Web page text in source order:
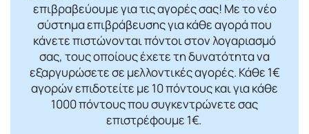
επιβραβεύουμε για τις αγορές σας! Mε το νέο
σύστημα επιβράβευσης για κάθε αγορά που
κάνετε πιστώνονται πόντοι στον λογαριασμό
σας, τους οποίους έχετε τη δυνατότητα να
εξαργυρώσετε σε μελλοντικές αγορές. Κάθε 1€
αγορών επιδοτείτε με 10 πόντους και για κάθε
1000 πόντους που συγκεντρώνετε σας
επιστρέφουμε 1€.